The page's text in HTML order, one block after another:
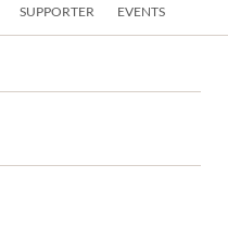
SUPPORTER EVENTS